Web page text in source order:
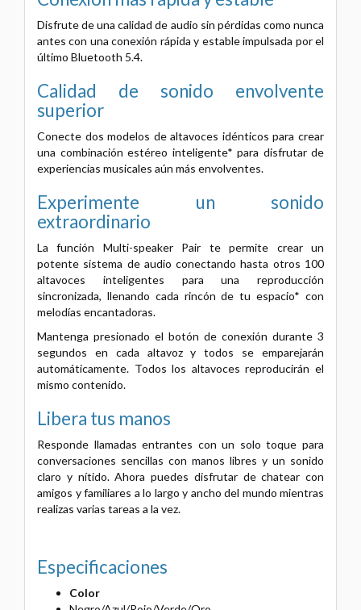
Disfrute de una calidad de audio sin pérdidas como nunca
antes con una conexión rápida y estable impulsada por el
último Bluetooth 5.4.
Calidad de sonido envolvente
superior
Conecte dos modelos de altavoces idénticos para crear
una combinación estéreo inteligente* para disfrutar de
experiencias musicales aún más envolventes.
Experimente un sonido
extraordinario
La función Multi-speaker Pair te permite crear un
potente sistema de audio conectando hasta otros 100
altavoces inteligentes para una reproducción
sincronizada, llenando cada rincón de tu espacio* con
melodías encantadoras.
Mantenga presionado el botón de conexión durante 3
segundos en cada altavoz y todos se emparejarán
automáticamente. Todos los altavoces reproducirán el
mismo contenido.
Libera tus manos
Responde llamadas entrantes con un solo toque para
conversaciones sencillas con manos libres y un sonido
claro y nítido. Ahora puedes disfrutar de chatear con
amigos y familiares a lo largo y ancho del mundo mientras
realizas varias tareas a la vez.
Especificaciones
Color